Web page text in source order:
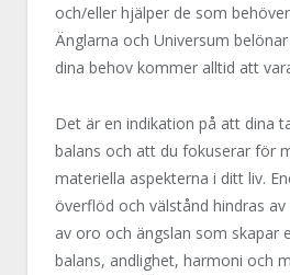
och/eller hjälper de som
Änglarna och Universum
dina behov kommer alltid att
Det är en indikation på att dina
balans och att du fokuserar för
materiella aspekterna i ditt liv.
överflöd och välstånd hindras
av oro och ängslan som skapar
balans, andlighet, harmoni och